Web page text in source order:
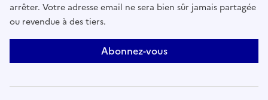
arrêter. Votre adresse email ne sera bien sûr jamais partagée
ou revendue à des tiers.
Abonnez-vous